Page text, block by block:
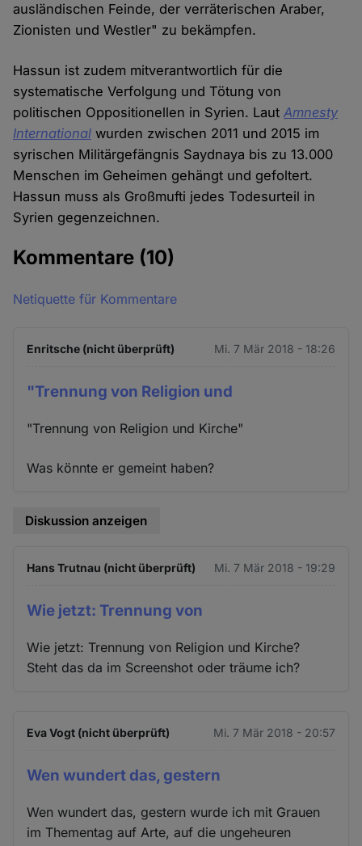
ausländischen Feinde, der verräterischen Araber,
Zionisten und Westler" zu bekämpfen.
Hassun ist zudem mitverantwortlich für die
systematische Verfolgung und Tötung von
politischen Oppositionellen in Syrien. LautAmnesty
International wurden zwischen 2011 und 2015 im
syrischen Militärgefängnis Saydnaya bis zu 13.000
Menschen im Geheimen gehängt und gefoltert.
Hassun muss als Großmufti jedes Todesurteil in
Syrien gegenzeichnen.
Kommentare (10)
Netiquette für Kommentare
Enritsche (nicht überprüft) Mi. 7 Mär 2018 - 18:26
"Trennung von Religion und
"Trennung von Religion und Kirche"
Was könnte er gemeint haben?
Diskussion anzeigen
Hans Trutnau (nicht überprüft) Mi. 7 Mär 2018 - 19:29
Wie jetzt: Trennung von
Wie jetzt: Trennung von Religion und Kirche?
Steht das da im Screenshot oder träume ich?
Eva Vogt (nicht überprüft) Mi. 7 Mär 2018 - 20:57
Wen wundert das, gestern
Wen wundert das, gestern wurde ich mit Grauen
im Thementag auf Arte, auf die ungeheuren